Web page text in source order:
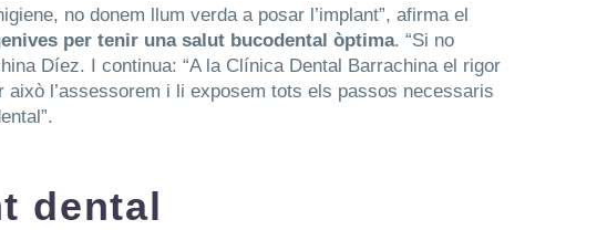
no donem llum verda a posar l’implant”, afirma el
per tenir una salut bucodental òptima. “Si no
Díez. I continua: “A la Clínica Dental Barrachina el rigor
l’assessorem i li exposem tots els passos necessaris
dental